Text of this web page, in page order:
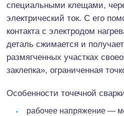
специальными клещами,
электрический ток. С его
контакта с электродом
деталь сжимается и
размягченных участках
заклепка», ограниченная
Особенности точечной
рабочее напряжение —